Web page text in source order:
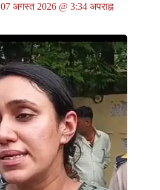
07 अगस्त 2026 @ 3:34 अपराह्न